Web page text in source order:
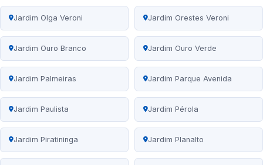
Jardim Olga Veroni Jardim Orestes Veroni
Jardim Ouro Branco Jardim Ouro Verde
Jardim Palmeiras Jardim Parque Avenida
Jardim Paulista Jardim Pérola
Jardim Piratininga Jardim Planalto